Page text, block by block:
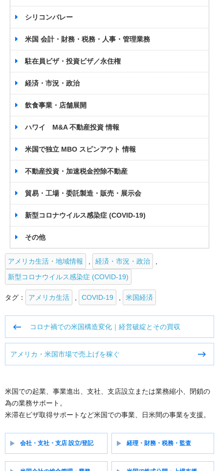
シリコンバレー
米国 会計・財務・税務・人事・管理業務
駐在員ビザ・投資ビザ／永住権
経済・市況・政治
飲食事業・店舗展開
ハワイ M&A 不動産投資 情報
米国で独立 MBO スピンアウト 情報
不動産投資・加速税金控除不動産
貿易・工場・委託製造・販売・展示会
新型コロナウイルス感染症 (COVID-19)
その他
アメリカ生活・地域情報 経済・市況・政治
新型コロナウイルス感染症 (COVID-19)
タグ： アメリカ生活 COVID-19 米国経済
ナ
ゲ
シ
ョ
ン
コロナ禍での米国構造変化｜経営破綻とその買収
アメリカ・米国市場で売上げを稼ぐ
米国での起業、事業進出、支社、支店設立または業務縮小、閉鎖の
為の業務サポート。
米滞在ビザ取得サポートなど米国での事業、日米間の事業を支援。
会社・支社・支店 設立/登記 経理・財務・税務・監査